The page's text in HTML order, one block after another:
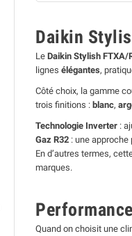
Daikin
Le Daikin Stylish FTXA/
lignes élégantes,
Côté choix, la gamme
trois finitions : blanc,
Technologie Inverter :
Gaz R32 : une
En d’autres termes,
marques.
Quand on choisit une